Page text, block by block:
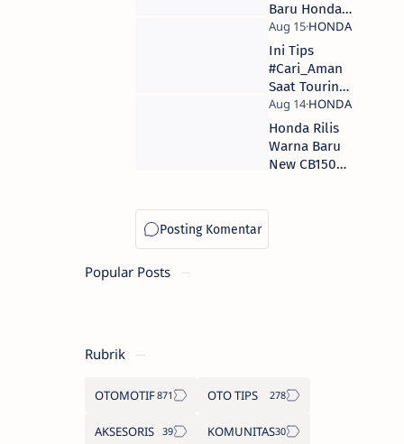
Baru Honda
Scoopy eSP
2019
Ini Tips
#Cari_Aman
Saat Touring
Dengan
Sepeda
Motor
Honda Rilis
Warna Baru
New CB150R
Popular Posts
Rubrik
OTOMOTIF OTO TIPS
AKSESORIS KOMUNITAS